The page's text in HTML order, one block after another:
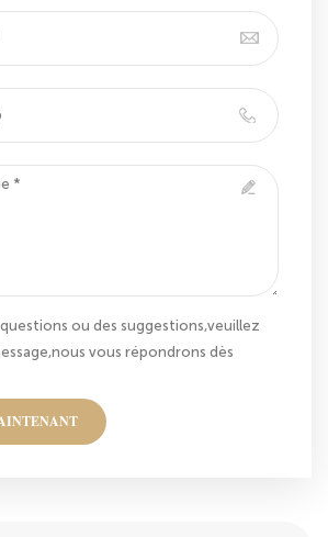
ou des suggestions,veuillez
vous répondrons dès